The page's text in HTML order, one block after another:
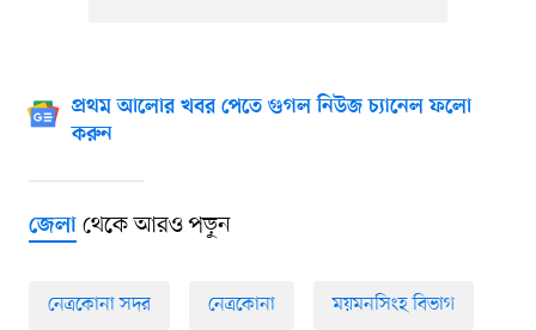
প্রথম আলোর খবর পেতে গুগল নিউজ চ্যানেল ফলো
করুন
জেলাথেকে আরও পড়ুন
নেত্রকোনা সদর নেত্রকোনা ময়মনসিংহ বিভাগ